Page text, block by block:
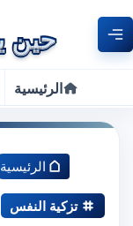
الرئيسية
الرئيسية
تزكية النفس